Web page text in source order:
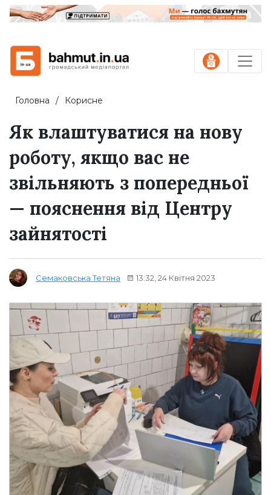
Головна Корисне
Як влаштуватися на нову
роботу, якщо вас не
звільняють з попередньої
— пояснення від Центру
зайнятості
Семаковська Тетяна 13:32, 24 Квітня 2023